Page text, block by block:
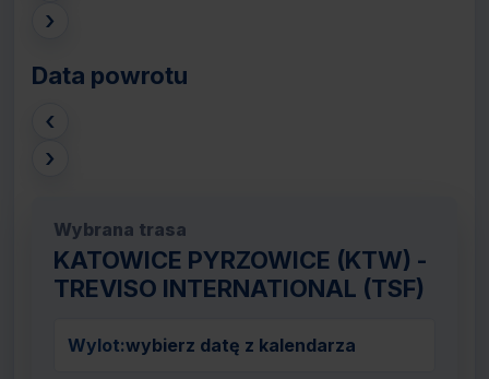
›
Data powrotu
‹
›
Wybrana trasa
KATOWICE PYRZOWICE (KTW) -
TREVISO INTERNATIONAL (TSF)
Wylot:wybierz datę z kalendarza